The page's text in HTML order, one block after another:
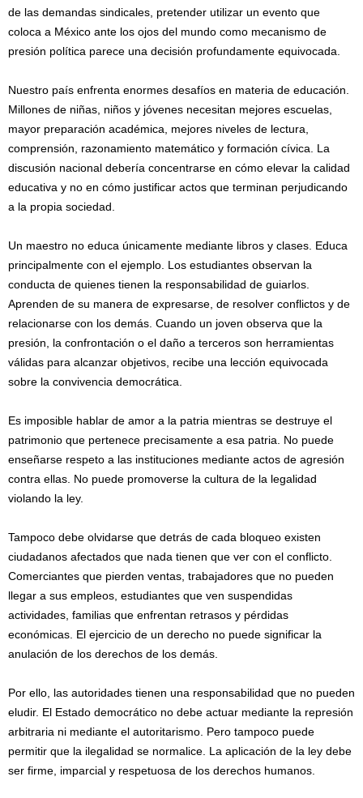
de las demandas sindicales, pretender utilizar un evento que
coloca a México ante los ojos del mundo como mecanismo de
presión política parece una decisión profundamente equivocada.
Nuestro país enfrenta enormes desafíos en materia de educación.
Millones de niñas, niños y jóvenes necesitan mejores escuelas,
mayor preparación académica, mejores niveles de lectura,
comprensión, razonamiento matemático y formación cívica. La
discusión nacional debería concentrarse en cómo elevar la calidad
educativa y no en cómo justificar actos que terminan perjudicando
a la propia sociedad.
Un maestro no educa únicamente mediante libros y clases. Educa
principalmente con el ejemplo. Los estudiantes observan la
conducta de quienes tienen la responsabilidad de guiarlos.
Aprenden de su manera de expresarse, de resolver conflictos y de
relacionarse con los demás. Cuando un joven observa que la
presión, la confrontación o el daño a terceros son herramientas
válidas para alcanzar objetivos, recibe una lección equivocada
sobre la convivencia democrática.
Es imposible hablar de amor a la patria mientras se destruye el
patrimonio que pertenece precisamente a esa patria. No puede
enseñarse respeto a las instituciones mediante actos de agresión
contra ellas. No puede promoverse la cultura de la legalidad
violando la ley.
Tampoco debe olvidarse que detrás de cada bloqueo existen
ciudadanos afectados que nada tienen que ver con el conflicto.
Comerciantes que pierden ventas, trabajadores que no pueden
llegar a sus empleos, estudiantes que ven suspendidas
actividades, familias que enfrentan retrasos y pérdidas
económicas. El ejercicio de un derecho no puede significar la
anulación de los derechos de los demás.
Por ello, las autoridades tienen una responsabilidad que no pueden
eludir. El Estado democrático no debe actuar mediante la represión
arbitraria ni mediante el autoritarismo. Pero tampoco puede
permitir que la ilegalidad se normalice. La aplicación de la ley debe
ser firme, imparcial y respetuosa de los derechos humanos.